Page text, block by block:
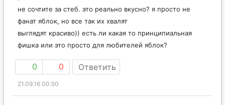
не сочтите за стеб. это реально вкусно? я просто не
фанат яблок, но все так их хвалят
выглядят красиво)) есть ли какая то принципиальная
фишка или это просто для любителей яблок?
0 0 Ответить
21.09.16 00:50